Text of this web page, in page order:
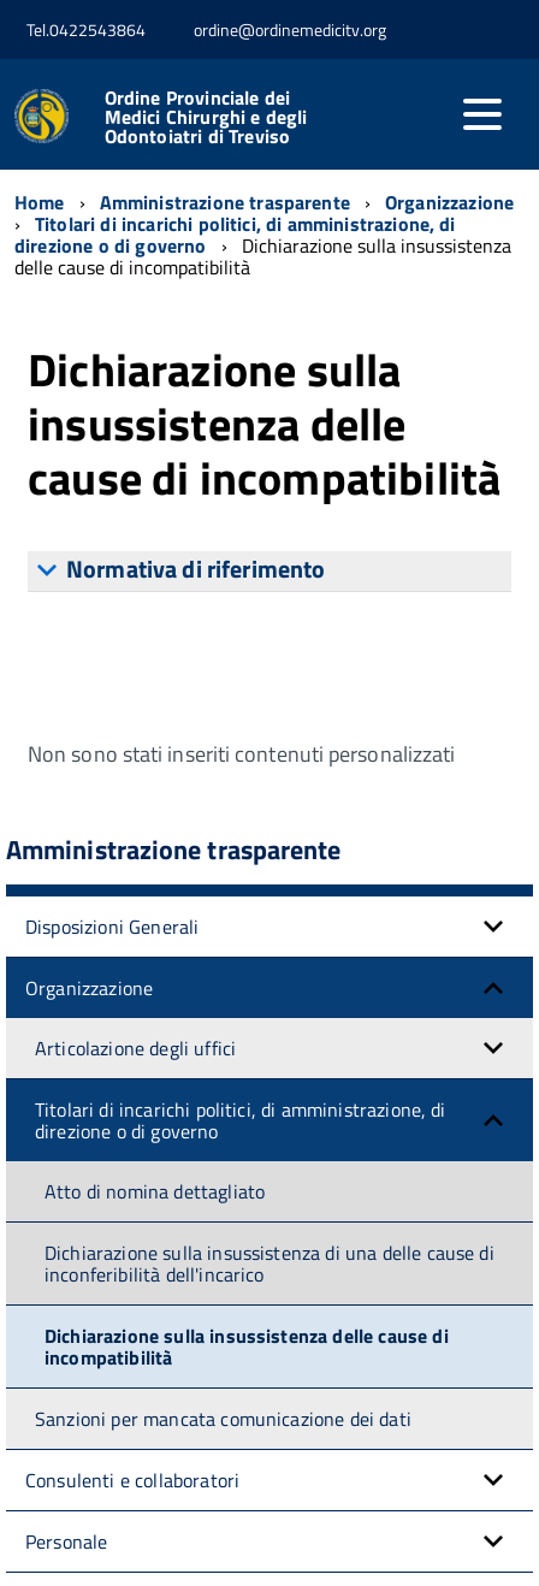
Tel.0422543864 ordine@ordinemedicitv.org
Ordine Provinciale dei
Medici Chirurghi e degli
Odontoiatri di Treviso
Home Amministrazione trasparente Organizzazione
Titolari di incarichi politici, di amministrazione, di
direzione o di governo Dichiarazione sulla insussistenza
delle cause di incompatibilità
Dichiarazione sulla
insussistenza delle
cause di incompatibilità
Normativa di riferimento
Non sono stati inseriti contenuti personalizzati
Amministrazione trasparente
Disposizioni Generali
Organizzazione
Articolazione degli uffici
Titolari di incarichi politici, di amministrazione, di
direzione o di governo
Atto di nomina dettagliato
Dichiarazione sulla insussistenza di una delle cause di
inconferibilità dell'incarico
Dichiarazione sulla insussistenza delle cause di
incompatibilità
Sanzioni per mancata comunicazione dei dati
Consulenti e collaboratori
Personale